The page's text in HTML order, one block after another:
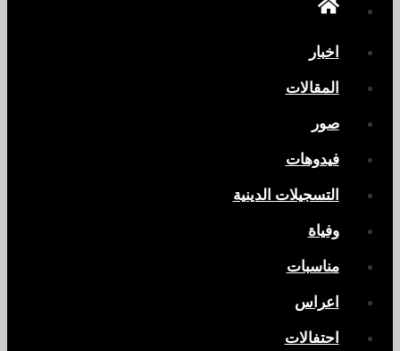
اخبار
المقالات
صور
فيدوهات
التسجيلات الدينية
وفياة
مناسبات
اعراس
احتفالات